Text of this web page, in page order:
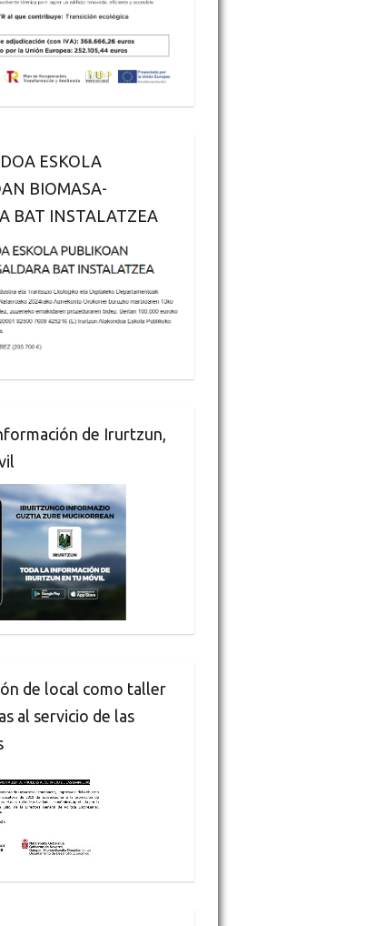
ESKOLA
BIOMASA-
BAT INSTALATZEA
de Irurtzun,
de local como taller
al servicio de las